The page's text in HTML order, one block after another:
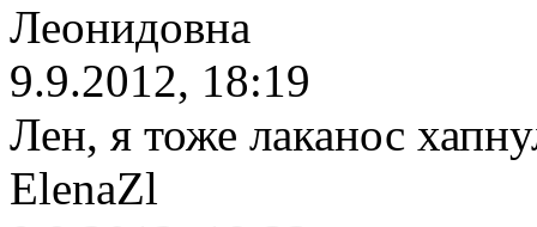
Леонидовна
9.9.2012, 18:19
Лен, я тоже лаканос
ElenaZl